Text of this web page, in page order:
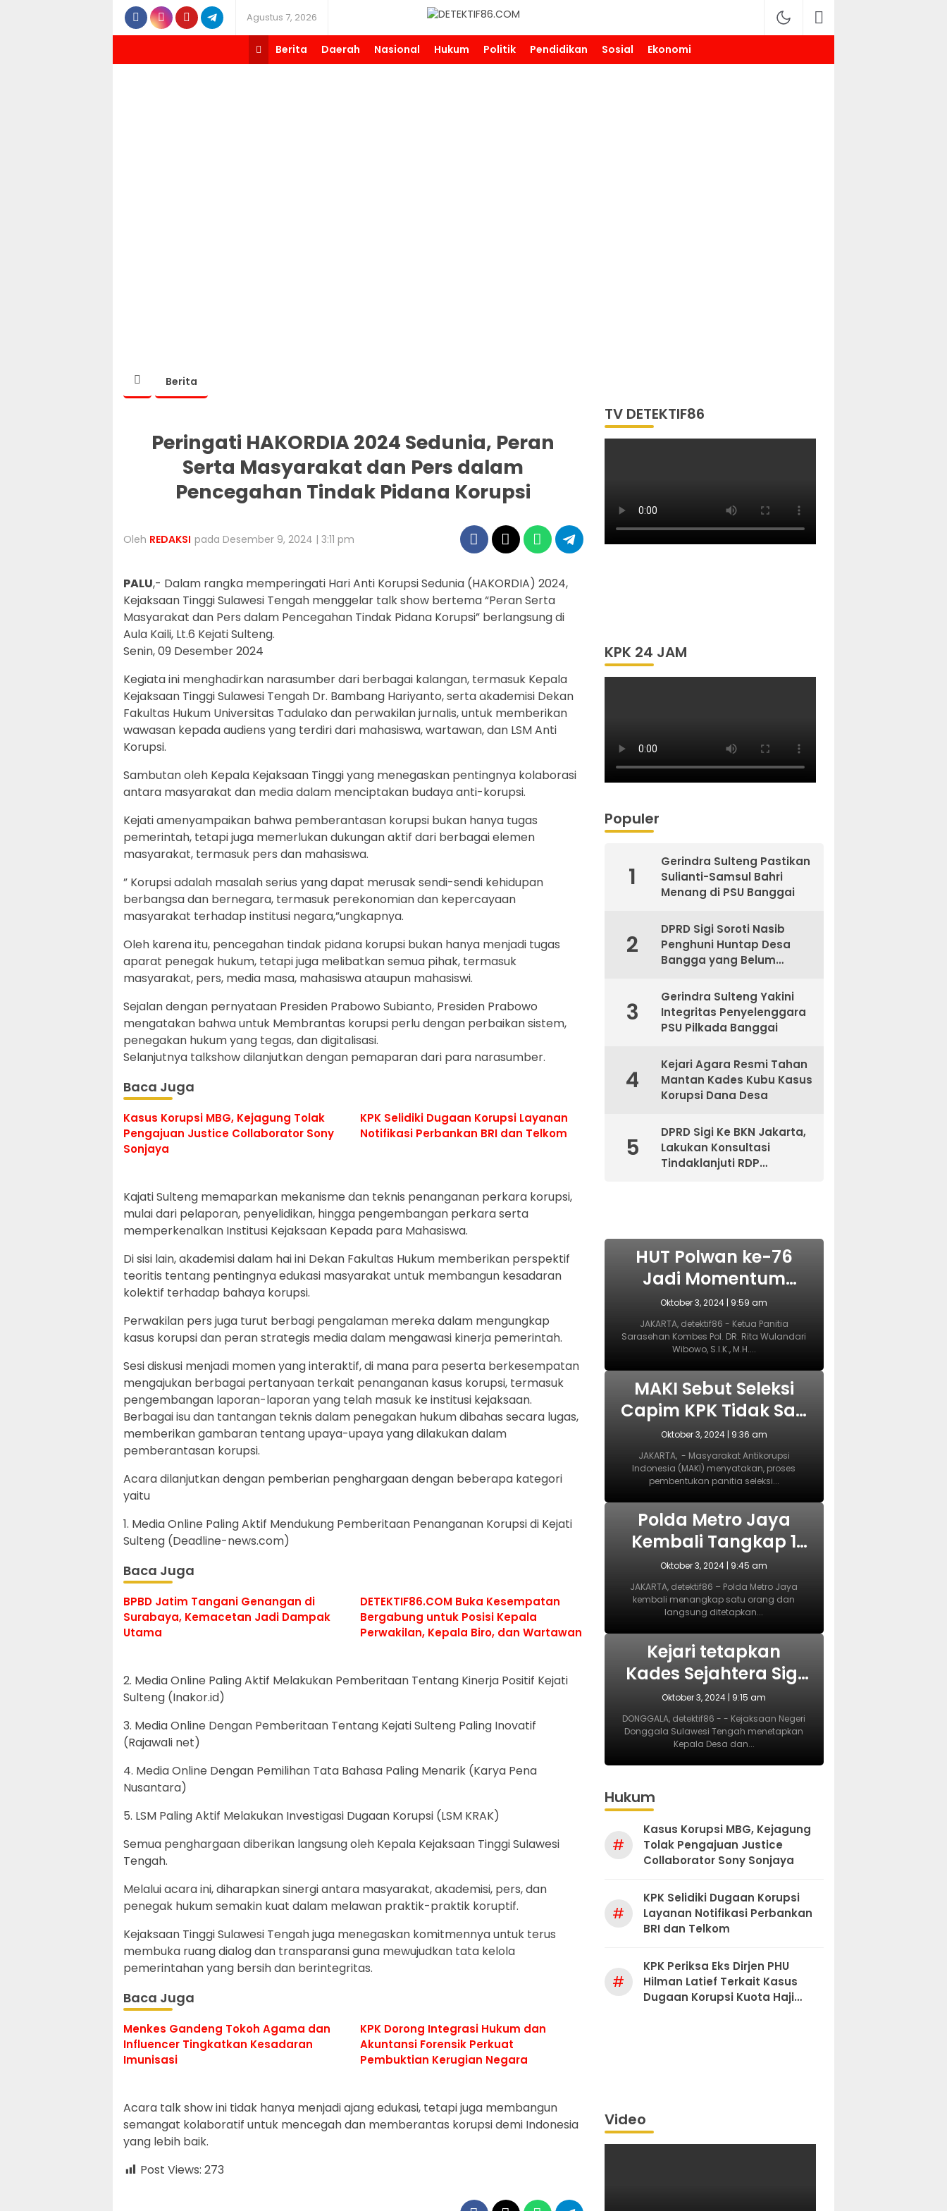
Agustus 7, 2026
Berita
Daerah Nasional Hukum Politik Pendidikan Sosial Ekonomi
Berita
Peringati HAKORDIA 2024 Sedunia, Peran
Serta Masyarakat dan Pers dalam
Pencegahan Tindak Pidana Korupsi
Oleh REDAKSI pada Desember 9, 2024 | 3:11 pm
PALU,- Dalam rangka memperingati Hari Anti Korupsi Sedunia (HAKORDIA) 2024,
Kejaksaan Tinggi Sulawesi Tengah menggelar talk show bertema “Peran Serta
Masyarakat dan Pers dalam Pencegahan Tindak Pidana Korupsi” berlangsung di
Aula Kaili, Lt.6 Kejati Sulteng.
Senin, 09 Desember 2024
Kegiata ini menghadirkan narasumber dari berbagai kalangan, termasuk Kepala
Kejaksaan Tinggi Sulawesi Tengah Dr. Bambang Hariyanto, serta akademisi Dekan
Fakultas Hukum Universitas Tadulako dan perwakilan jurnalis, untuk memberikan
wawasan kepada audiens yang terdiri dari mahasiswa, wartawan, dan LSM Anti
Korupsi.
Sambutan oleh Kepala Kejaksaan Tinggi yang menegaskan pentingnya kolaborasi
antara masyarakat dan media dalam menciptakan budaya anti-korupsi.
Kejati amenyampaikan bahwa pemberantasan korupsi bukan hanya tugas
pemerintah, tetapi juga memerlukan dukungan aktif dari berbagai elemen
masyarakat, termasuk pers dan mahasiswa.
” Korupsi adalah masalah serius yang dapat merusak sendi-sendi kehidupan
berbangsa dan bernegara, termasuk perekonomian dan kepercayaan
masyarakat terhadap institusi negara,”ungkapnya.
Oleh karena itu, pencegahan tindak pidana korupsi bukan hanya menjadi tugas
aparat penegak hukum, tetapi juga melibatkan semua pihak, termasuk
masyarakat, pers, media masa, mahasiswa ataupun mahasiswi.
Sejalan dengan pernyataan Presiden Prabowo Subianto, Presiden Prabowo
mengatakan bahwa untuk Membrantas korupsi perlu dengan perbaikan sistem,
penegakan hukum yang tegas, dan digitalisasi.
Selanjutnya talkshow dilanjutkan dengan pemaparan dari para narasumber.
Baca Juga
Kasus Korupsi MBG, Kejagung Tolak
Pengajuan Justice Collaborator Sony
Sonjaya
KPK Selidiki Dugaan Korupsi Layanan
Notifikasi Perbankan BRI dan Telkom
Kajati Sulteng memaparkan mekanisme dan teknis penanganan perkara korupsi,
mulai dari pelaporan, penyelidikan, hingga pengembangan perkara serta
memperkenalkan Institusi Kejaksaan Kepada para Mahasiswa.
Di sisi lain, akademisi dalam hai ini Dekan Fakultas Hukum memberikan perspektif
teoritis tentang pentingnya edukasi masyarakat untuk membangun kesadaran
kolektif terhadap bahaya korupsi.
Perwakilan pers juga turut berbagi pengalaman mereka dalam mengungkap
kasus korupsi dan peran strategis media dalam mengawasi kinerja pemerintah.
Sesi diskusi menjadi momen yang interaktif, di mana para peserta berkesempatan
mengajukan berbagai pertanyaan terkait penanganan kasus korupsi, termasuk
pengembangan laporan-laporan yang telah masuk ke institusi kejaksaan.
Berbagai isu dan tantangan teknis dalam penegakan hukum dibahas secara lugas,
memberikan gambaran tentang upaya-upaya yang dilakukan dalam
pemberantasan korupsi.
Acara dilanjutkan dengan pemberian penghargaan dengan beberapa kategori
yaitu
1. Media Online Paling Aktif Mendukung Pemberitaan Penanganan Korupsi di Kejati
Sulteng (Deadline-news.com)
Baca Juga
BPBD Jatim Tangani Genangan di
Surabaya, Kemacetan Jadi Dampak
Utama
DETEKTIF86.COM Buka Kesempatan
Bergabung untuk Posisi Kepala
Perwakilan, Kepala Biro, dan Wartawan
2. Media Online Paling Aktif Melakukan Pemberitaan Tentang Kinerja Positif Kejati
Sulteng (Inakor.id)
3. Media Online Dengan Pemberitaan Tentang Kejati Sulteng Paling Inovatif
(Rajawali net)
4. Media Online Dengan Pemilihan Tata Bahasa Paling Menarik (Karya Pena
Nusantara)
5. LSM Paling Aktif Melakukan Investigasi Dugaan Korupsi (LSM KRAK)
Semua penghargaan diberikan langsung oleh Kepala Kejaksaan Tinggi Sulawesi
Tengah.
Melalui acara ini, diharapkan sinergi antara masyarakat, akademisi, pers, dan
penegak hukum semakin kuat dalam melawan praktik-praktik koruptif.
Kejaksaan Tinggi Sulawesi Tengah juga menegaskan komitmennya untuk terus
membuka ruang dialog dan transparansi guna mewujudkan tata kelola
pemerintahan yang bersih dan berintegritas.
Baca Juga
Menkes Gandeng Tokoh Agama dan
Influencer Tingkatkan Kesadaran
Imunisasi
KPK Dorong Integrasi Hukum dan
Akuntansi Forensik Perkuat
Pembuktian Kerugian Negara
Acara talk show ini tidak hanya menjadi ajang edukasi, tetapi juga membangun
semangat kolaboratif untuk mencegah dan memberantas korupsi demi Indonesia
yang lebih baik.
Post Views: 273
TV DETEKTIF86
KPK 24 JAM
Populer
1
Gerindra Sulteng Pastikan
Sulianti-Samsul Bahri
Menang di PSU Banggai
2
DPRD Sigi Soroti Nasib
Penghuni Huntap Desa
Bangga yang Belum
3
Gerindra Sulteng Yakini
Integritas Penyelenggara
PSU Pilkada Banggai
4
Kejari Agara Resmi Tahan
Mantan Kades Kubu Kasus
Korupsi Dana Desa
5
DPRD Sigi Ke BKN Jakarta,
Lakukan Konsultasi
Tindaklanjuti RDP
HUT Polwan ke-76
Jadi Momentum
yang Tepat
Wujudkan
Perlindungan
Perempuan dan Anak
Oktober 3, 2024 | 9:59 am
JAKARTA, detektif86 - Ketua Panitia
Sarasehan Kombes Pol. DR. Rita Wulandari
Wibowo, S.I.K., M.H....
MAKI Sebut Seleksi
Capim KPK Tidak Sah
Sejak Awal, Harusnya
Dilakukan Era
Prabowo
Oktober 3, 2024 | 9:36 am
JAKARTA, - Masyarakat Antikorupsi
Indonesia (MAKI) menyatakan, proses
pembentukan panitia seleksi...
Polda Metro Jaya
Kembali Tangkap 1
Tersangka Kasus
Pembubaran Paksa
Diskusi di Kemang
Oktober 3, 2024 | 9:45 am
JAKARTA, detektif86 – Polda Metro Jaya
kembali menangkap satu orang dan
langsung ditetapkan...
Kejari tetapkan
Kades Sejahtera Sigi
tersangka korupsi
ADD
Oktober 3, 2024 | 9:15 am
DONGGALA, detektif86 - - Kejaksaan Negeri
Donggala Sulawesi Tengah menetapkan
Kepala Desa dan...
Hukum
#
Kasus Korupsi MBG, Kejagung
Tolak Pengajuan Justice
Collaborator Sony Sonjaya
#
KPK Selidiki Dugaan Korupsi
Layanan Notifikasi Perbankan
BRI dan Telkom
#
KPK Periksa Eks Dirjen PHU
Hilman Latief Terkait Kasus
Dugaan Korupsi Kuota Haji
Video